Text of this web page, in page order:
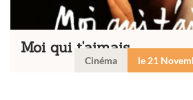
Moi qui t'aimais
Cinéma le 21